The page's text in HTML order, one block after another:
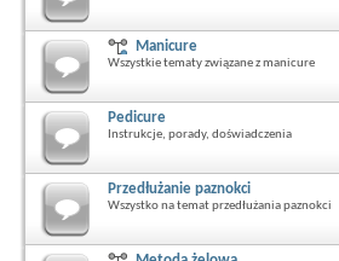
Manicure
Wszystkie tematy związane z manicure
Pedicure
Instrukcje, porady, doświadczenia
Przedłużanie paznokci
Wszystko na temat przedłużania paznokci